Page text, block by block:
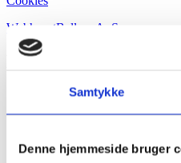
Samtykke
Denne hjemmeside bruger
WebhusetBallum ApS
Ferielejligheder